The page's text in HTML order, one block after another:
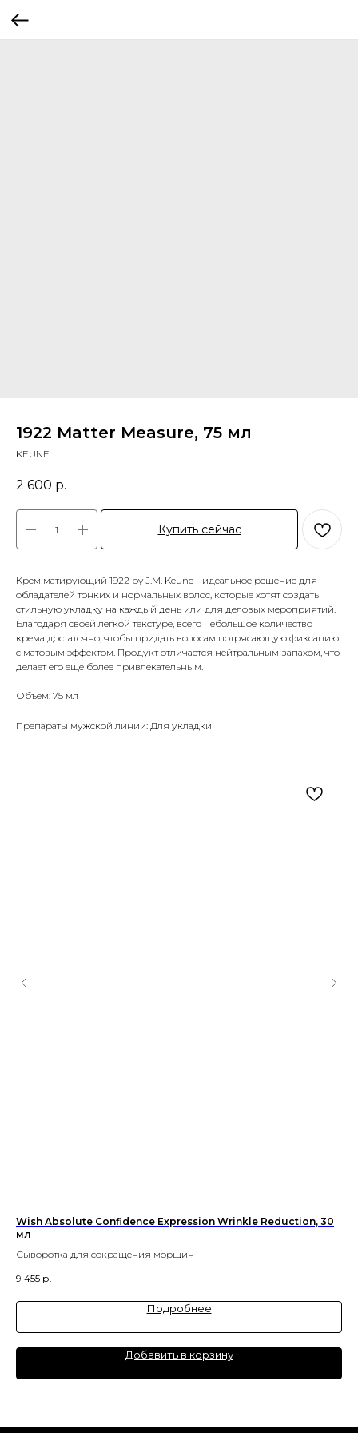
1922 Matter Measure, 75 мл
KEUNE
2 600 р.
Купить сейчас
Крем матирующий 1922 by J.M. Keune - идеальное решение для
обладателей тонких и нормальных волос, которые хотят создать
стильную укладку на каждый день или для деловых мероприятий.
Благодаря своей легкой текстуре, всего небольшое количество
крема достаточно, чтобы придать волосам потрясающую фиксацию
с матовым эффектом. Продукт отличается нейтральным запахом, что
делает его еще более привлекательным.
Объем: 75 мл
Препараты мужской линии: Для укладки
Wish Absolute Confidence Expression Wrinkle Reduction, 30
мл
Сыворотка для сокращения морщин
9 455 р.
Подробнее
Добавить в корзину